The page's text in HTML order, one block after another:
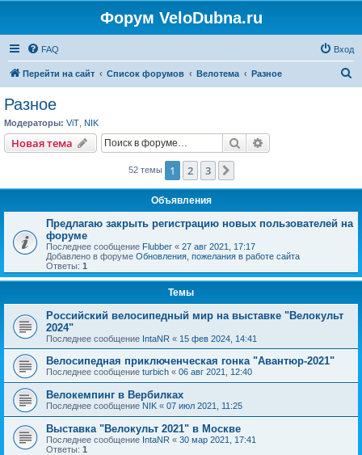
Форум VeloDubna.ru
FAQ Вход
Перейти на сайт Список форумов Велотема Разное
Разное
Модераторы: ViT NIK
Новая тема Поиск
52 темы 1 2 3
Объявления
Предлагаю закрыть регистрацию новых пользователей на
форуме
Последнее сообщение Flubber « 27 авг 2021, 17:17
Добавлено в форуме Обновления, пожелания в работе сайта
Ответы: 1
Темы
Российский велосипедный мир на выставке "Велокульт
2024"
Последнее сообщение IntaNR « 15 фев 2024, 14:41
Велосипедная приключенческая гонка "Авантюр-2021"
Последнее сообщение turbich « 06 авг 2021, 12:40
Велокемпинг в Вербилках
Последнее сообщение NIK « 07 июл 2021, 11:25
Выставка "Велокульт 2021" в Москве
Последнее сообщение IntaNR « 30 мар 2021, 17:41
Ответы: 1